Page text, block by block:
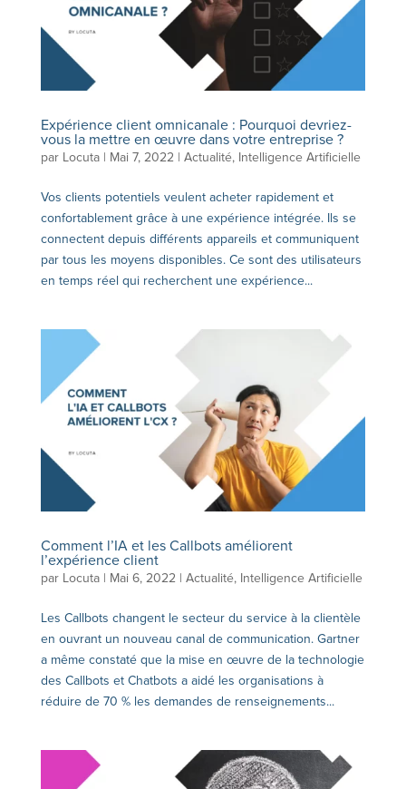
Expérience client omnicanale : Pourquoi devriez-
vous la mettre en œuvre dans votre entreprise ?
par Locuta| Mai 7, 2022| Actualité, Intelligence Artificielle
Vos clients potentiels veulent acheter rapidement et
confortablement grâce à une expérience intégrée. Ils se
connectent depuis différents appareils et communiquent
par tous les moyens disponibles. Ce sont des utilisateurs
en temps réel qui recherchent une expérience...
Comment l’IA et les Callbots améliorent
l’expérience client
par Locuta| Mai 6, 2022| Actualité, Intelligence Artificielle
Les Callbots changent le secteur du service à la clientèle
en ouvrant un nouveau canal de communication. Gartner
a même constaté que la mise en œuvre de la technologie
des Callbots et Chatbots a aidé les organisations à
réduire de 70 % les demandes de renseignements...